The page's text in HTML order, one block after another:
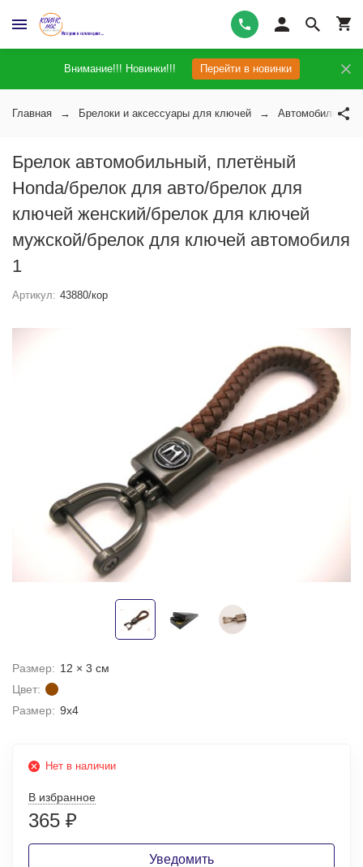
Внимание!!! Новинки!!! Перейти в новинки
Главная Брелоки и аксессуары для ключей Автомобильные
Брелок автомобильный, плетёный
Honda/брелок для авто/брелок для
ключей женский/брелок для ключей
мужской/брелок для ключей автомобиля
1
Артикул: 43880/кор
Размер: 12 × 3 см
Цвет:
Размер: 9х4
Нет в наличии
В избранное
365 ₽
Уведомить